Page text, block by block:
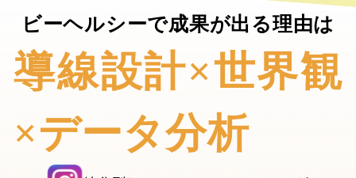
ビーヘルシーで成果が出る理由は
導線設計×世界観
×データ分析